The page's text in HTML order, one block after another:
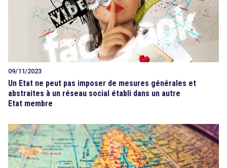
09/11/2023
Un Etat ne peut pas imposer de mesures générales et
abstraites à un réseau social établi dans un autre
Etat membre